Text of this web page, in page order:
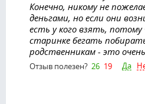
Конечно, никому не
деньгами, но если они
есть у кого взять,
старинке бегать
родственникам - это
Отзыв полезен? 26 19 Да